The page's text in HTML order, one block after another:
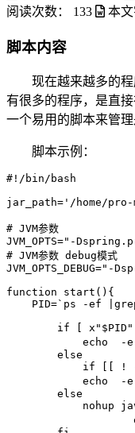
阅读次数：
133 本文
脚本内容
现在越来越多的程
有很多的程序，是直
一个易用的脚本来管理
脚本示例：
#!/bin/bash
jar_path= '/home/
# JVM参数
JVM_OPTS="-
# JVM参数 debug模式
JVM_OPTS_DEBUG="-
function
start ( ) {
PID=` ps -ef
if
x " $PID "
echo
-e
else
if
!
echo
-e
else
nohup